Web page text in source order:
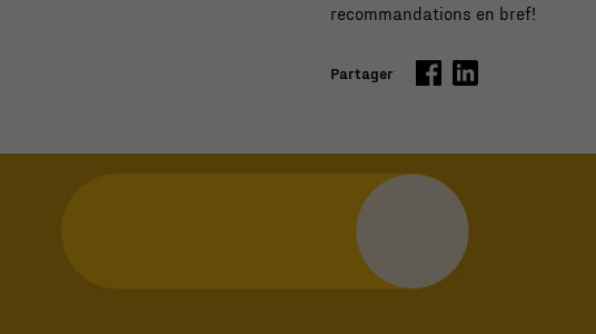
recommandations en bref!
Partager